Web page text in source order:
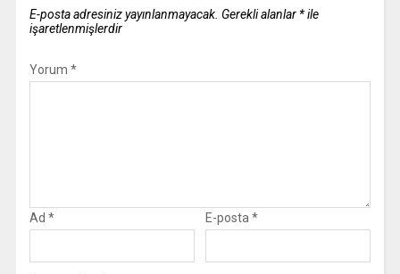
E-posta adresiniz yayınlanmayacak. Gerekli alanlar *ile
işaretlenmişlerdir
Yorum *
Ad * E-posta*